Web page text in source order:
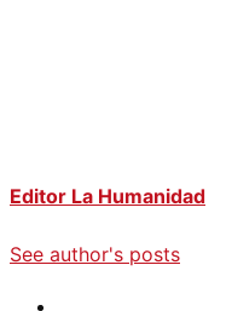
Editor La Humanidad
See author's posts